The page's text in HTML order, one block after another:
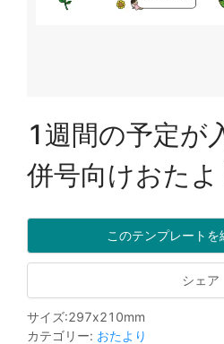
1週間の予定が
併号向けおたよ
このテンプレートを
シェア
サイズ:297x210mm
カテゴリー: おたより